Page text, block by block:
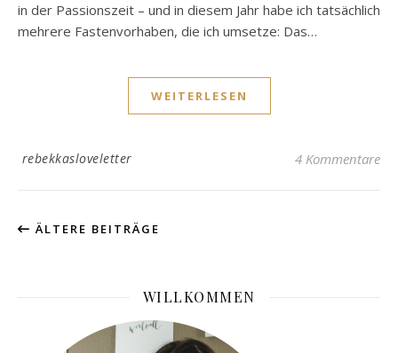
in der Passionszeit – und in diesem Jahr habe ich tatsächlich
mehrere Fastenvorhaben, die ich umsetze: Das…
WEITERLESEN
rebekkasloveletter 4 Kommentare
ÄLTERE BEITRÄGE
WILLKOMMEN